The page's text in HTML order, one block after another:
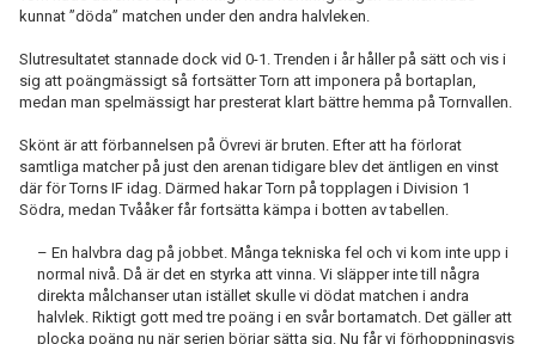
kunnat ”döda” matchen under den andra halvleken.
Slutresultatet stannade dock vid 0-1. Trenden i år håller på sätt och vis i
sig att poängmässigt så fortsätter Torn att imponera på bortaplan,
medan man spelmässigt har presterat klart bättre hemma på Tornvallen.
Skönt är att förbannelsen på Övrevi är bruten. Efter att ha förlorat
samtliga matcher på just den arenan tidigare blev det äntligen en vinst
där för Torns IF idag. Därmed hakar Torn på topplagen i Division 1
Södra, medan Tvååker får fortsätta kämpa i botten av tabellen.
– En halvbra dag på jobbet. Många tekniska fel och vi kom inte upp i
normal nivå. Då är det en styrka att vinna. Vi släpper inte till några
direkta målchanser utan istället skulle vi dödat matchen i andra
halvlek. Riktigt gott med tre poäng i en svår bortamatch. Det gäller att
plocka poäng nu när serien börjar sätta sig. Nu får vi förhoppningsvis